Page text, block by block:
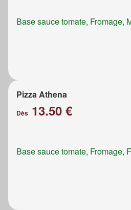
Base sauce tomate, Fromage,
Pizza Athena
Dès 13.50 €
Base sauce tomate, Fromage,